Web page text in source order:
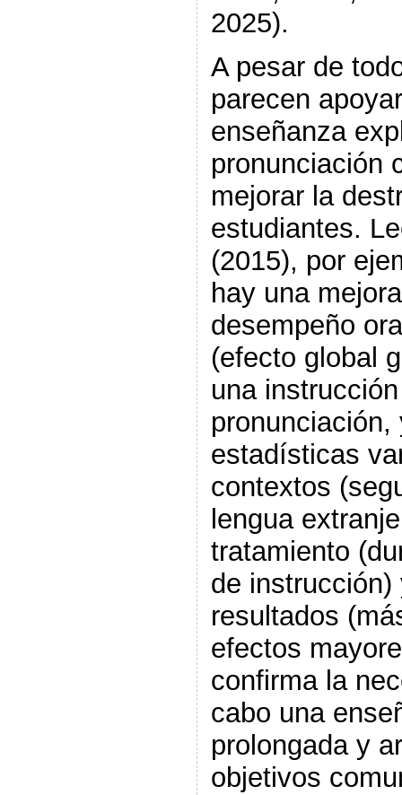
2025).
A pesar de
parecen
enseñanza
pronunciación
mejorar la
estudiantes.
(2015), por
hay una
desempeño
(efecto global
una
estadísticas
contextos
lengua
tratamiento
de
resultados
efectos
confirma la
cabo una
prolongada y
objetivos